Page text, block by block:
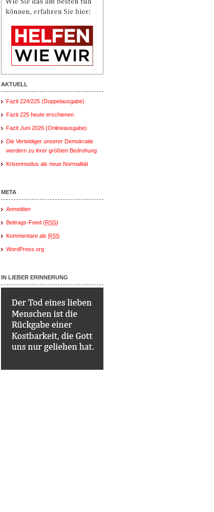
AKTUELL
Fazit 224/225 (Doppelausgabe)
Fazit 225 heute erschienen
Fazit Juni 2026 (Onlineausgabe)
Die Verteidiger unserer Demokratie
werdern zu ihrer größten Bedrohung
Krisenmodus als neue Normalität
META
Anmelden
Beitrags-Feed (RSS)
Kommentare als RSS
WordPress.org
IN LIEBER ERINNERUNG